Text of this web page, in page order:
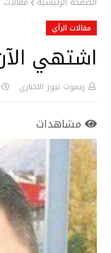
مقالات الرأي
اشتهي
ريموت نيوز الاخباري
مشاهدات